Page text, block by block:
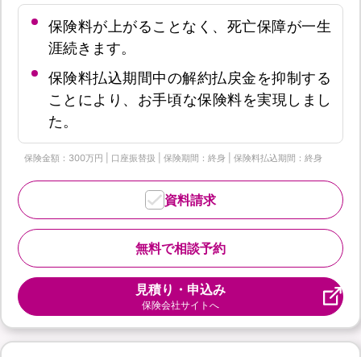
保険料が上がることなく、死亡保障が一生
涯続きます。
保険料払込期間中の解約払戻金を抑制する
ことにより、お手頃な保険料を実現しまし
た。
保険金額：300万円 | 口座振替扱 | 保険期間：終身 | 保険料払込期間：終身
無料で相談予約
資料請求
見積り・申込み
保険会社サイトへ